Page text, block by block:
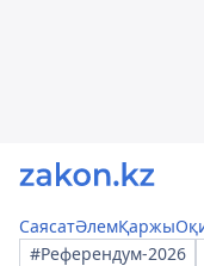
СаясатӘлемҚаржы
#Референдум-2026